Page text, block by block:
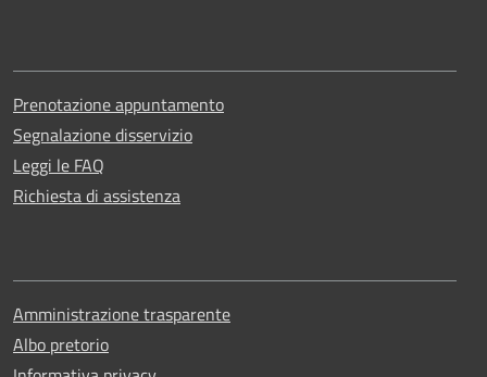
Prenotazione appuntamento
Segnalazione disservizio
Leggi le FAQ
Richiesta di assistenza
Amministrazione trasparente
Albo pretorio